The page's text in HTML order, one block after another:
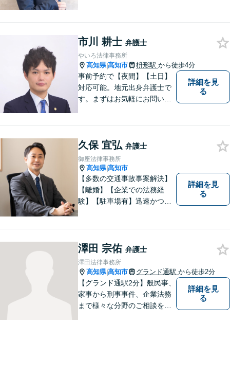
市川 耕士 弁護士
やいろ法律事務所
高知県|高知市 枡形駅 から徒歩4分
事前予約で【夜間】【土日】
対応可能。地元出身弁護士で
す。まずはお気軽にお問い合
詳細を見
る
久保 宜弘 弁護士
御座法律事務所
高知県|高知市
【多数の交通事故事案解決】
【離婚】【企業での法務経
験】【駐車場有】迅速かつ丁
い。
詳細を見
る
澤田 宗佑 弁護士
澤田法律事務所
高知県|高知市 グランド通駅 から徒歩2分
【グランド通駅2分】般民事、
家事から刑事事件、企業法務
まで様々な分野のご相談を受
詳細を見
る